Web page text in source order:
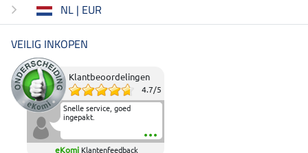
NL | EUR
VEILIG INKOPEN
Klantbeoordelingen
4.7/5
Snelle service, goed
ingepakt.
eKomi Klantenfeedback